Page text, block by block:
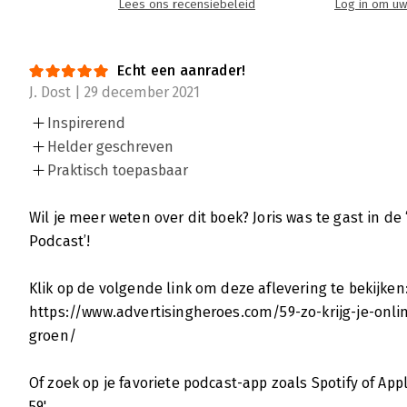
Sigrid van Iersel | 25 juni 2020
Invloed uitoefenen op online publiek
die zelf zo min mogelijk moeite willen
mogelijk. En dat is ook precies wat Bas
hebben met hun boek Online invloed: ze
Lees verder
Online invloed – Voor iedereen die
Eric van Arendonk | 12 juni 2020
minder dan Dr. Robert Cialdini: ‘A must-
Lees ons recensiebeleid Log in om
Echt een aanrader!
J. Dost | 29 december 2021
Inspirerend
Helder geschreven
Praktisch toepasbaar
Wil je meer weten over dit boek? Joris was te gast in de
Podcast’!
Klik op de volgende link om deze aflevering te bekijken:
https://www.advertisingheroes.com/59-zo-krijg-je-
groen/
Of zoek op je favoriete podcast-app zoals Spotify of